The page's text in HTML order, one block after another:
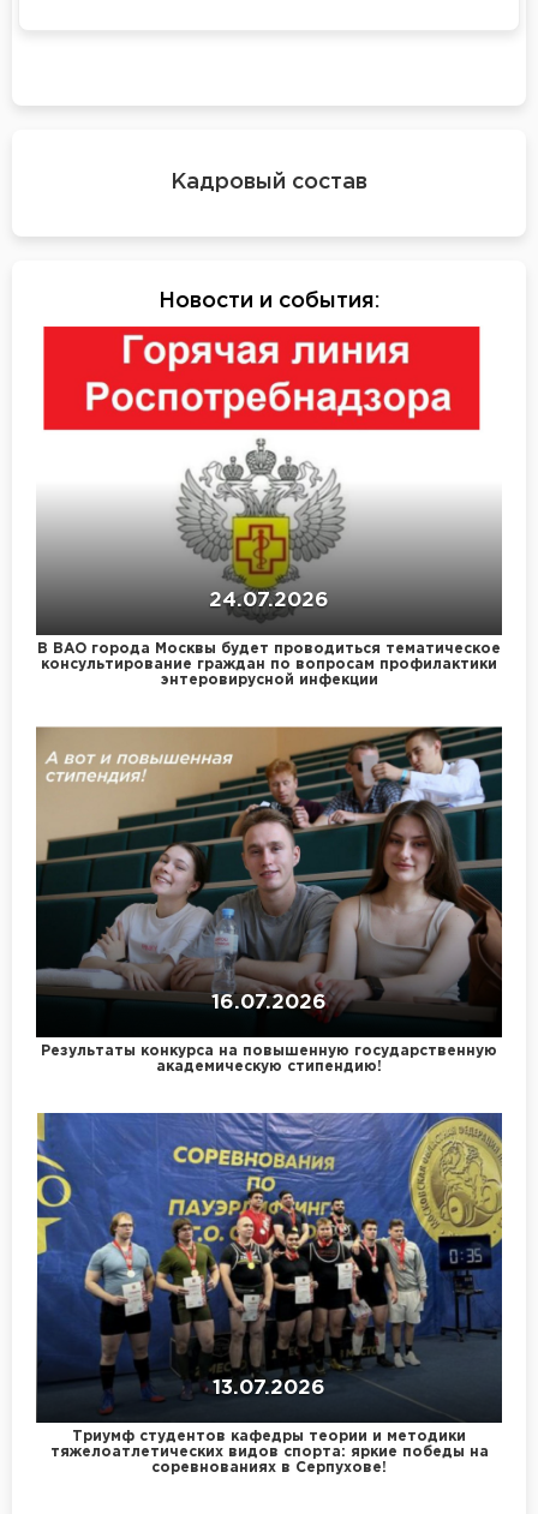
Кадровый состав
Новости и события:
24.07.2026
В ВАО города Москвы будет проводиться тематическое
консультирование граждан по вопросам профилактики
энтеровирусной инфекции
16.07.2026
Результаты конкурса на повышенную государственную
академическую стипендию!
13.07.2026
Триумф студентов кафедры теории и методики
тяжелоатлетических видов спорта: яркие победы на
соревнованиях в Серпухове!